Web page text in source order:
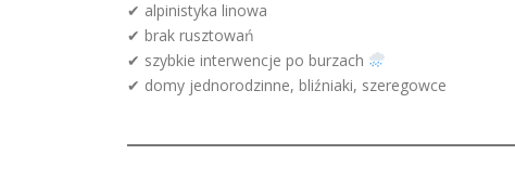
✔ alpinistyka linowa
✔ brak rusztowań
✔ szybkie interwencje po burzach
✔ domy jednorodzinne, bliźniaki, szeregowce